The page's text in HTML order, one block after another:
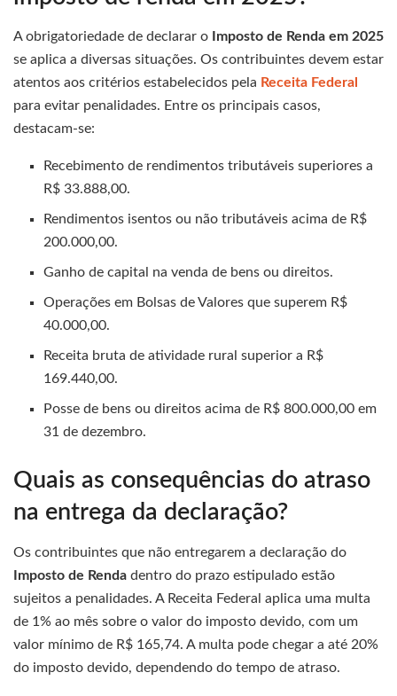
A obrigatoriedade de declarar o
Imposto de Renda em 2025
se aplica a diversas situações. Os contribuintes devem estar
atentos aos critérios estabelecidos pela Receita Federal
para evitar penalidades. Entre os principais casos,
destacam-se:
Recebimento de rendimentos tributáveis superiores a
R$ 33.888,00.
Rendimentos isentos ou não tributáveis acima de R$
200.000,00.
Ganho de capital na venda de bens ou direitos.
Operações em Bolsas de Valores que superem R$
40.000,00.
Receita bruta de atividade rural superior a R$
169.440,00.
Posse de bens ou direitos acima de R$ 800.000,00 em
31 de dezembro.
Quais as consequências do atraso
na entrega da declaração?
Os contribuintes que não entregarem a declaração do
Imposto de Renda dentro do prazo estipulado estão
sujeitos a penalidades. A Receita Federal aplica uma multa
de 1% ao mês sobre o valor do imposto devido, com um
valor mínimo de R$ 165,74. A multa pode chegar a até 20%
do imposto devido, dependendo do tempo de atraso.